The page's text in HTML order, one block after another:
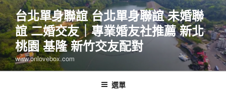
跳
至
主
要
內
容
台北單身聯誼 台北單身聯誼 未婚聯
誼 二婚交友｜專業婚友社推薦 新北
桃園 基隆 新竹交友配對
www.onlovebox.com
選單